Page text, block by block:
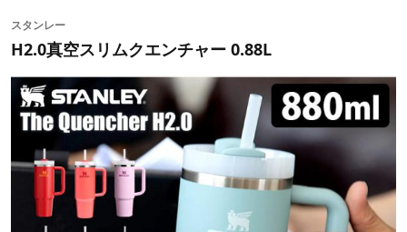
スタンレー
H2.0真空スリムクエンチャー 0.88L